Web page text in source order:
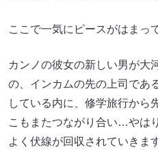
ここで一気にピースがはまっ
カンノの彼女の新しい男が大
の、インカムの先の上司であ
している内に、修学旅行から
こもまたつながり合い…やは
よく伏線が回収されていきま